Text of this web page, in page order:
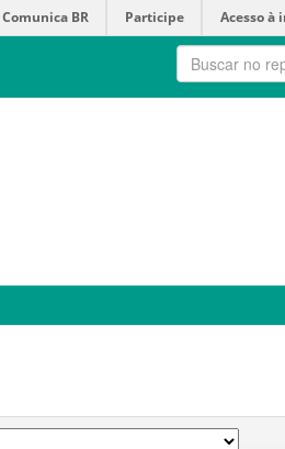
Comunica BR Participe Acesso à